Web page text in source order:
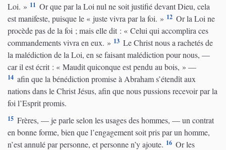
Loi. » 11 Or que par la Loi nul ne soit justifié devant Dieu, cela
est manifeste, puisque le « juste vivra par la foi. » 12 Or la Loi ne
procède pas de la foi ; mais elle dit : « Celui qui accomplira ces
commandements vivra en eux. » 13 Le Christ nous a rachetés de
la malédiction de la Loi, en se faisant malédiction pour nous, —
car il est écrit : « Maudit quiconque est pendu au bois, » —
14 afin que la bénédiction promise à Abraham s’étendît aux
nations dans le Christ Jésus, afin que nous pussions recevoir par la
foi l’Esprit promis.
15 Frères, — je parle selon les usages des hommes, — un contrat
en bonne forme, bien que l’engagement soit pris par un homme,
n’est annulé par personne, et personne n’y ajoute. 16 Or les